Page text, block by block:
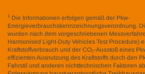
1 Die Informationen erfolgen gemäß der Pkw-
Energieverbrauchskennzeichnungsverordnung.
wurden nach dem vorgeschriebenen
Harmonised Light-Duty Vehicles Test Procedure)
Kraftstoffverbrauch und der CO₂-Ausstoß eines
effizienten Ausnutzung des Kraftstoffs durch den
Fahrstil und anderen nichttechnischen Faktoren